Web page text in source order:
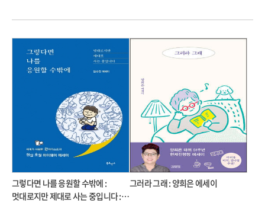
그렇다면 나를 응원할 수밖에 :
멋대로지만 제대로 사는 중입니다 :
그러라 그래 : 양희은 에세이